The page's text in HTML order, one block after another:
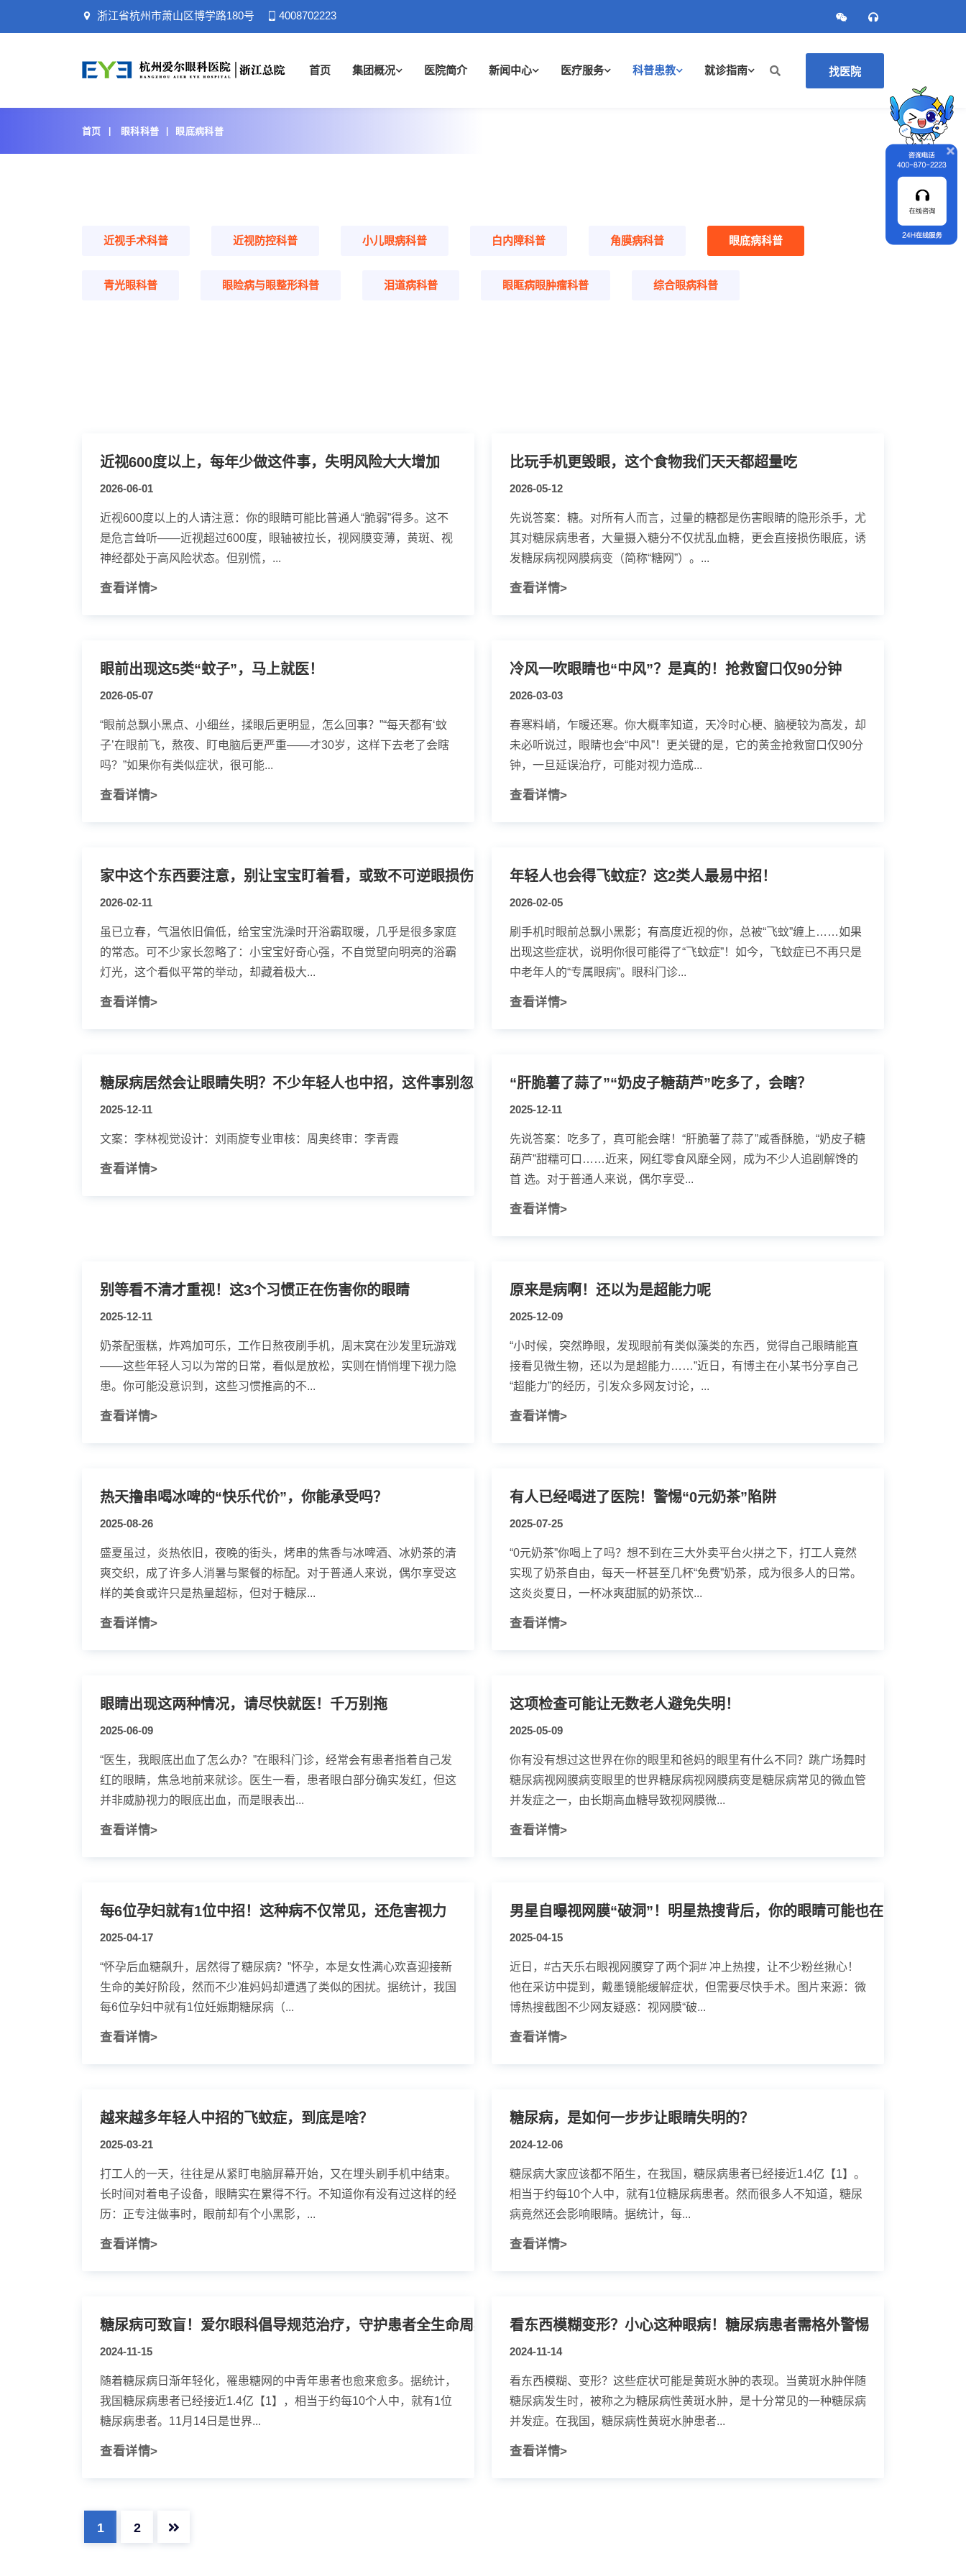
浙江省杭州市萧山区博学路180号 4008702223
首页 集团概况 医院简介 新闻中心 医疗服务 科普患教 就诊指南 找医院
首页 眼科科普 眼底病科普
近视手术科普 近视防控科普 小儿眼病科普 白内障科普 角膜病科普 眼底病科普
青光眼科普 眼睑病与眼整形科普 泪道病科普 眼眶病眼肿瘤科普 综合眼病科普
近视600度以上，每年少做这件事，失明风险大大增加
2026-06-01
近视600度以上的人请注意：你的眼睛可能比普通人“脆弱”得多。这不
是危言耸听——近视超过600度，眼轴被拉长，视网膜变薄，黄斑、视
神经都处于高风险状态。但别慌，...
查看详情>
比玩手机更毁眼，这个食物我们天天都超量吃
2026-05-12
先说答案：糖。对所有人而言，过量的糖都是伤害眼睛的隐形杀手，尤
其对糖尿病患者，大量摄入糖分不仅扰乱血糖，更会直接损伤眼底，诱
发糖尿病视网膜病变（简称“糖网”）。...
查看详情>
眼前出现这5类“蚊子”，马上就医！
2026-05-07
“眼前总飘小黑点、小细丝，揉眼后更明显，怎么回事？”“每天都有‘蚊
子’在眼前飞，熬夜、盯电脑后更严重——才30岁，这样下去老了会瞎
吗？”如果你有类似症状，很可能...
查看详情>
冷风一吹眼睛也“中风”？是真的！抢救窗口仅90分钟
2026-03-03
春寒料峭，乍暖还寒。你大概率知道，天冷时心梗、脑梗较为高发，却
未必听说过，眼睛也会“中风”！更关键的是，它的黄金抢救窗口仅90分
钟，一旦延误治疗，可能对视力造成...
查看详情>
家中这个东西要注意，别让宝宝盯着看，或致不可逆眼损伤！
2026-02-11
虽已立春，气温依旧偏低，给宝宝洗澡时开浴霸取暖，几乎是很多家庭
的常态。可不少家长忽略了：小宝宝好奇心强，不自觉望向明亮的浴霸
灯光，这个看似平常的举动，却藏着极大...
查看详情>
年轻人也会得飞蚊症？这2类人最易中招！
2026-02-05
刷手机时眼前总飘小黑影；有高度近视的你，总被“飞蚊”缠上……如果
出现这些症状，说明你很可能得了“飞蚊症”！如今，飞蚊症已不再只是
中老年人的“专属眼病”。眼科门诊...
查看详情>
糖尿病居然会让眼睛失明？不少年轻人也中招，这件事别忽视
2025-12-11
文案：李林视觉设计：刘雨旋专业审核：周奥终审：李青霞
查看详情>
“肝脆薯了蒜了”“奶皮子糖葫芦”吃多了，会瞎？
2025-12-11
先说答案：吃多了，真可能会瞎！“肝脆薯了蒜了”咸香酥脆，“奶皮子糖
葫芦”甜糯可口……近来，网红零食风靡全网，成为不少人追剧解馋的
首 选。对于普通人来说，偶尔享受...
查看详情>
别等看不清才重视！这3个习惯正在伤害你的眼睛
2025-12-11
奶茶配蛋糕，炸鸡加可乐，工作日熬夜刷手机，周末窝在沙发里玩游戏
——这些年轻人习以为常的日常，看似是放松，实则在悄悄埋下视力隐
患。你可能没意识到，这些习惯推高的不...
查看详情>
原来是病啊！还以为是超能力呢
2025-12-09
“小时候，突然睁眼，发现眼前有类似藻类的东西，觉得自己眼睛能直
接看见微生物，还以为是超能力……”近日，有博主在小某书分享自己
“超能力”的经历，引发众多网友讨论，...
查看详情>
热天撸串喝冰啤的“快乐代价”，你能承受吗？
2025-08-26
盛夏虽过，炎热依旧，夜晚的街头，烤串的焦香与冰啤酒、冰奶茶的清
爽交织，成了许多人消暑与聚餐的标配。对于普通人来说，偶尔享受这
样的美食或许只是热量超标，但对于糖尿...
查看详情>
有人已经喝进了医院！警惕“0元奶茶”陷阱
2025-07-25
“0元奶茶”你喝上了吗？想不到在三大外卖平台火拼之下，打工人竟然
实现了奶茶自由，每天一杯甚至几杯“免费”奶茶，成为很多人的日常。
这炎炎夏日，一杯冰爽甜腻的奶茶饮...
查看详情>
眼睛出现这两种情况，请尽快就医！千万别拖
2025-06-09
“医生，我眼底出血了怎么办？”在眼科门诊，经常会有患者指着自己发
红的眼睛，焦急地前来就诊。医生一看，患者眼白部分确实发红，但这
并非威胁视力的眼底出血，而是眼表出...
查看详情>
这项检查可能让无数老人避免失明！
2025-05-09
你有没有想过这世界在你的眼里和爸妈的眼里有什么不同？跳广场舞时
糖尿病视网膜病变眼里的世界糖尿病视网膜病变是糖尿病常见的微血管
并发症之一，由长期高血糖导致视网膜微...
查看详情>
每6位孕妇就有1位中招！这种病不仅常见，还危害视力
2025-04-17
“怀孕后血糖飙升，居然得了糖尿病？”怀孕，本是女性满心欢喜迎接新
生命的美好阶段，然而不少准妈妈却遭遇了类似的困扰。据统计，我国
每6位孕妇中就有1位妊娠期糖尿病（...
查看详情>
2025-04-15
近日，#古天乐右眼视网膜穿了两个洞# 冲上热搜，让不少粉丝揪心！
他在采访中提到，戴墨镜能缓解症状，但需要尽快手术。图片来源：微
博热搜截图不少网友疑惑：视网膜“破...
查看详情>
越来越多年轻人中招的飞蚊症，到底是啥？
2025-03-21
打工人的一天，往往是从紧盯电脑屏幕开始，又在埋头刷手机中结束。
长时间对着电子设备，眼睛实在累得不行。不知道你有没有过这样的经
历：正专注做事时，眼前却有个小黑影，...
查看详情>
糖尿病，是如何一步步让眼睛失明的？
2024-12-06
糖尿病大家应该都不陌生，在我国，糖尿病患者已经接近1.4亿【1】。
相当于约每10个人中，就有1位糖尿病患者。然而很多人不知道，糖尿
病竟然还会影响眼睛。据统计，每...
查看详情>
糖尿病可致盲！爱尔眼科倡导规范治疗，守护患者全生命周期眼健康
2024-11-15
随着糖尿病日渐年轻化，罹患糖网的中青年患者也愈来愈多。据统计，
我国糖尿病患者已经接近1.4亿【1】，相当于约每10个人中，就有1位
糖尿病患者。11月14日是世界...
查看详情>
看东西模糊变形？小心这种眼病！糖尿病患者需格外警惕
2024-11-14
看东西模糊、变形？这些症状可能是黄斑水肿的表现。当黄斑水肿伴随
糖尿病发生时，被称之为糖尿病性黄斑水肿，是十分常见的一种糖尿病
并发症。在我国，糖尿病性黄斑水肿患者...
查看详情>
1 2